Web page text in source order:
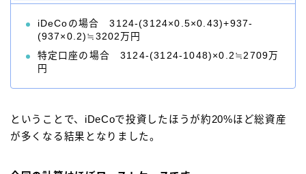
iDeCoの場合 3124‐(3124×0.5×0.43)+937‐
(937×0.2)≒3202万円
特定口座の場合 3124‐(3124‐1048)×0.2≒2709万
円
ということで、iDeCoで投資したほうが約20%ほど総資産
が多くなる結果となりました。